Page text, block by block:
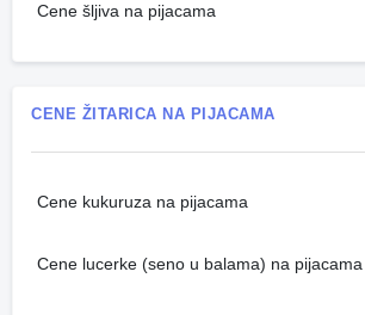
Cene šljiva na pijacama
CENE ŽITARICA NA PIJACAMA
Cene kukuruza na pijacama
Cene lucerke (seno u balama) na pijacama